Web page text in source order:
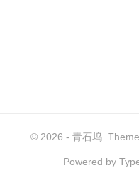
© 2026 - 青石坞 .
Powered by